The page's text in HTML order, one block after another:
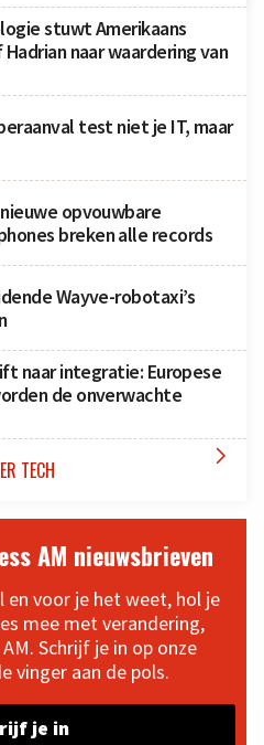
stuwt Amerikaans
naar waardering van
test niet je IT, maar
opvouwbare
breken alle records
Wayve-robotaxi’s
naar integratie: Europese
de onverwachte
TECH 
AM nieuwsbrieven
en voor je het weet, hol je
mee met verandering,
Schrijf je in op onze
vinger aan de pols.
je in